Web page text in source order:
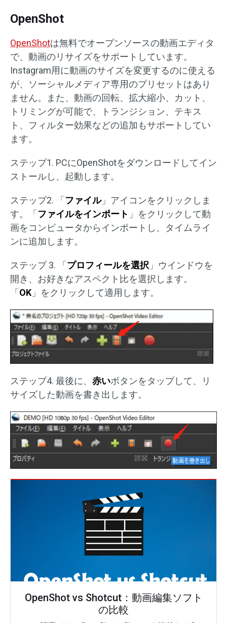
OpenShot
OpenShotは無料でオープンソースの動画エディタ
で、動画のリサイズをサポートしています。
Instagram用に動画のサイズを変更するのに使える
が、ソーシャルメディア専用のプリセットはあり
ません。また、動画の回転、拡大縮小、カット、
トリミングが可能で、トランジション、テキス
ト、フィルター効果などの追加もサポートしてい
ます。
ステップ1. PCにOpenShotをダウンロードしてイン
ストールし、起動します。
ステップ2. 「 ファイル」アイコンをクリックしま
す。「 ファイルをインポート 」をクリックして動
画をコンピュータからインポートし、タイムライ
ンに追加します。
ステップ 3. 「 プロフィールを選択 」ウインドウを
開き、お好きなアスペクト比を選択します。
「 OK 」をクリックして適用します。
ステップ4. 最後に、 赤いボタンをタップして、リ
サイズした動画を書き出します。
OpenShot vs Shotcut：動画編集ソフト
の比較